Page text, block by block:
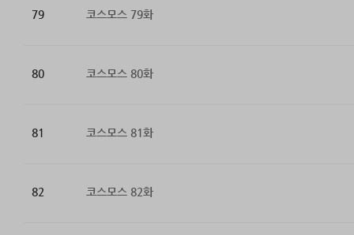
79 코스모스 79화
80 코스모스 80화
81 코스모스 81화
82 코스모스 82화